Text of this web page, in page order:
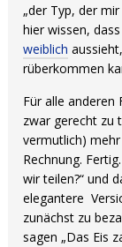
„der Typ, der
hier wissen,
weiblich
rüberkommen
Für alle anderen
zwar gerecht zu
vermutlich)
Rechnung.
wir teilen?“ und
elegantere
zunächst zu
sagen „Das Eis